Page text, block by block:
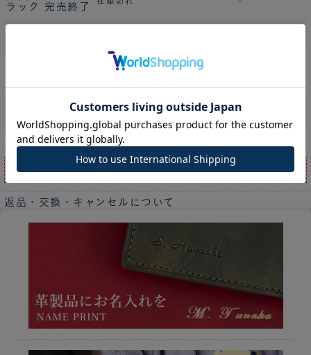
ラック 完売終了
在庫切れ
次回未定077 ネ
イビー 完売終了
在庫切れ -
申し訳ございません。ただいま在庫がございません。
返品・交換・キャンセルについて